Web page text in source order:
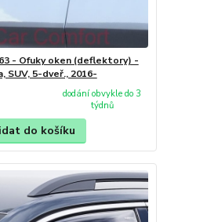
- Ofuky oken (deflektory) -
SUV, 5-dveř., 2016-
dodání obvykle do 3
týdnů
do košíku